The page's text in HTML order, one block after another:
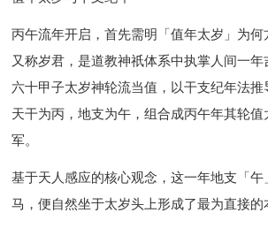
丙午流年开启，首先需明「值年太岁」为何
又称岁君，是道教神祇体系中执掌人间一
六十甲子太岁神轮流当值，以干支纪年法推
天干为丙，地支为午，组合成丙午年其轮
军。
基于天人感应的核心观念，这一年地支「
马，便自然坐于太岁头上形成了最为直接的